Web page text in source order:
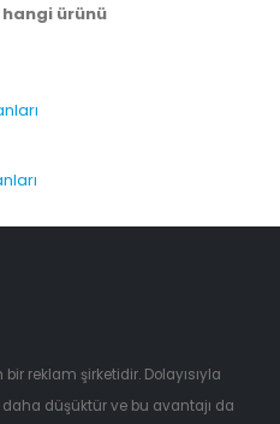
ürünü
reklam şirketidir. Dolayısıyla
düşüktür ve bu avantajı da